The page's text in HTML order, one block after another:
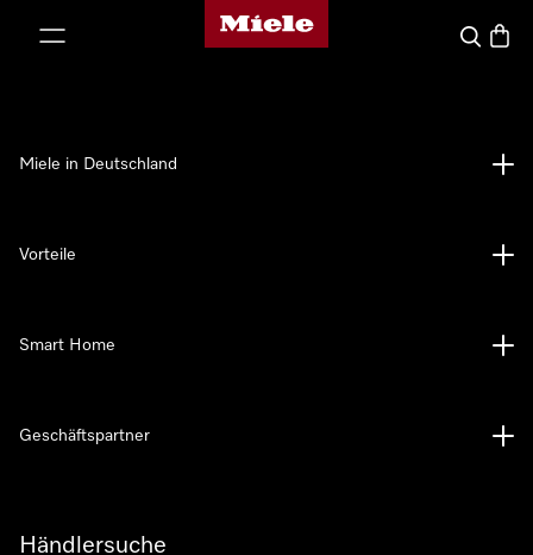
Miele-Homepage
Suche
Händlersuche
Miele in Deutschland
Vorteile
Smart Home
Geschäftspartner